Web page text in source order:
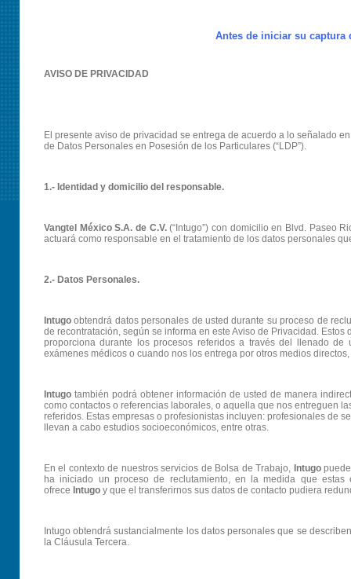
Antes de iniciar su captura
AVISO DE PRIVACIDAD
El presente aviso de privacidad se entrega de acuerdo a lo señalado
de Datos Personales en Posesión de los Particulares (“LDP”).
1.- Identidad y domicilio del responsable.
Vangtel México S.A. de C.V.(“Intugo”) con domicilio en Blvd. Paseo
actuará como responsable en el tratamiento de los datos personales
2.- Datos Personales.
Intugoobtendrá datos personales de usted durante su proceso de
de recontratación, según se informa en este Aviso de Privacidad.
proporciona durante los procesos referidos a través del llenado
exámenes médicos o cuando nos los entrega por otros medios
Intugo también podrá obtener información de usted de manera
como contactos o referencias laborales, o aquella que nos entreguen
referidos. Estas empresas o profesionistas incluyen: profesionales de
llevan a cabo estudios socioeconómicos, entre otras.
En el contexto de nuestros servicios de Bolsa de Trabajo, Intugopuede
ha iniciado un proceso de reclutamiento, en la medida que
ofrece Intugo y que el transferirnos sus datos de contacto pudiera
Intugo obtendrá sustancialmente los datos personales que se
la Cláusula Tercera.